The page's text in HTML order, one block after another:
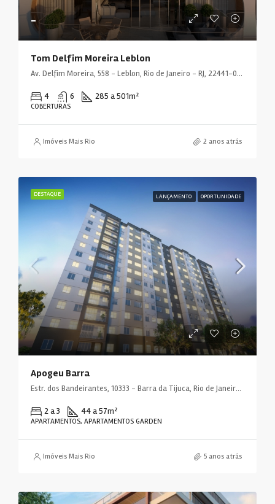
-
Tom Delfim Moreira Leblon
Av. Delfim Moreira, 558 - Leblon, Rio de Janeiro - RJ, 22441-000, Brasil
4 6 285 a 501m²
COBERTURAS
Imóveis Mais Rio 2 anos atrás
DESTAQUE LANÇAMENTO OPORTUNIDADE
Apogeu Barra
Estr. dos Bandeirantes, 10333 - Barra da Tijuca, Rio de Janeiro - RJ, 22783-115, Brasil
2 a 3 44 a 57m²
APARTAMENTOS, APARTAMENTOS GARDEN
Imóveis Mais Rio 5 anos atrás